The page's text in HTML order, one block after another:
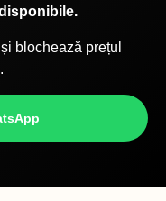
blochează prețul